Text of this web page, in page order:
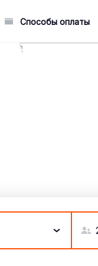
Способы оплаты